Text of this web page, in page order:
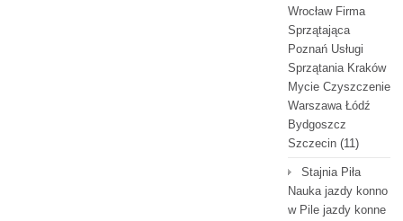
Wrocław Firma
Sprzątająca
Poznań Usługi
Sprzątania Kraków
Mycie Czyszczenie
Warszawa Łódź
Bydgoszcz
Szczecin (11)
Stajnia Piła
Nauka jazdy konno
w Pile jazdy konne